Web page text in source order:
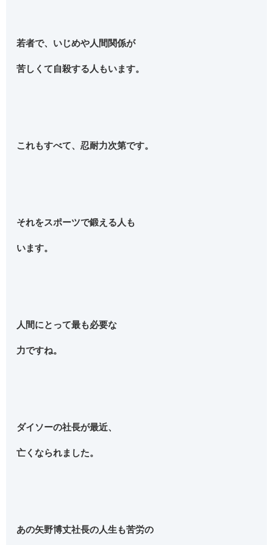
若者で、いじめや人間関係が
苦しくて自殺する人もいます。
これもすべて、忍耐力次第です。
それをスポーツで鍛える人も
います。
人間にとって最も必要な
力ですね。
ダイソーの社長が最近、
亡くなられました。
あの矢野博丈社長の人生も苦労の